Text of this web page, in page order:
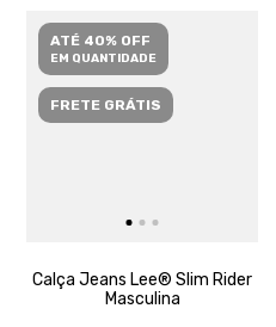
ATÉ 40% OFF
EM QUANTIDADE
FRETE GRÁTIS
Calça Jeans Lee® Slim Rider
Masculina